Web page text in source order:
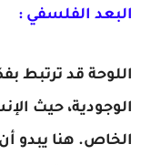
البعد الفلسفي :
اللوحة قد ترتبط
الوجودية، حيث
الخاص. هنا يبدو